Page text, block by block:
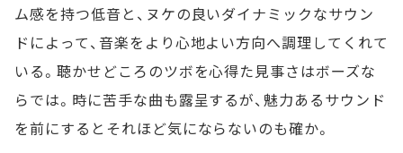
ム感を持つ低音と、ヌケの良いダイナミックなサウン
ドによって、音楽をより心地よい方向へ調理してくれて
いる。聴かせどころのツボを心得た見事さはボーズな
らでは。時に苦手な曲も露呈するが、魅力あるサウンド
を前にするとそれほど気にならないのも確か。